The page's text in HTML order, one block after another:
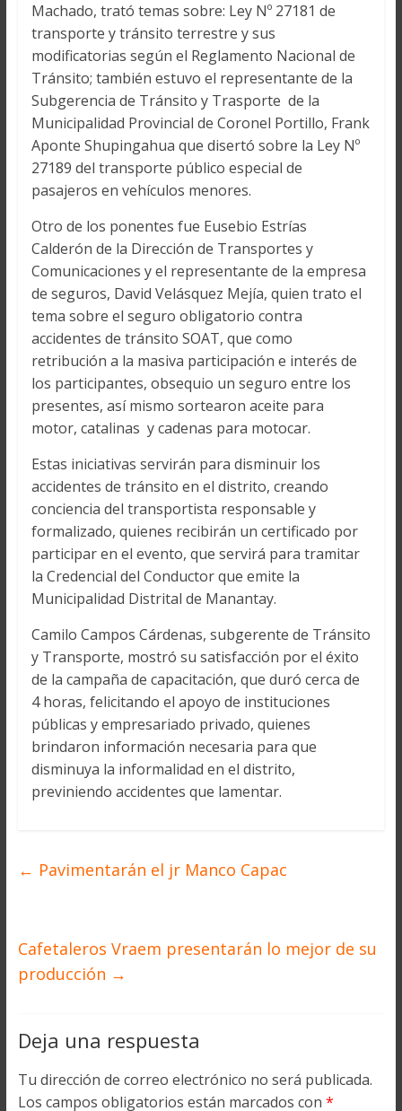
Machado, trató temas sobre: Ley Nº 27181 de
transporte y tránsito terrestre y sus
modificatorias según el Reglamento Nacional de
Tránsito; también estuvo el representante de la
Subgerencia de Tránsito y Trasporte de la
Municipalidad Provincial de Coronel Portillo, Frank
Aponte Shupingahua que disertó sobre la Ley Nº
27189 del transporte público especial de
pasajeros en vehículos menores.
Otro de los ponentes fue Eusebio Estrías
Calderón de la Dirección de Transportes y
Comunicaciones y el representante de la empresa
de seguros, David Velásquez Mejía, quien trato el
tema sobre el seguro obligatorio contra
accidentes de tránsito SOAT, que como
retribución a la masiva participación e interés de
los participantes, obsequio un seguro entre los
presentes, así mismo sortearon aceite para
motor, catalinas y cadenas para motocar.
Estas iniciativas servirán para disminuir los
accidentes de tránsito en el distrito, creando
conciencia del transportista responsable y
formalizado, quienes recibirán un certificado por
participar en el evento, que servirá para tramitar
la Credencial del Conductor que emite la
Municipalidad Distrital de Manantay.
Camilo Campos Cárdenas, subgerente de Tránsito
y Transporte, mostró su satisfacción por el éxito
de la campaña de capacitación, que duró cerca de
4 horas, felicitando el apoyo de instituciones
públicas y empresariado privado, quienes
brindaron información necesaria para que
disminuya la informalidad en el distrito,
previniendo accidentes que lamentar.
← Pavimentarán el jr Manco Capac
Cafetaleros Vraem presentarán lo mejor de su
producción →
Deja una respuesta
Tu dirección de correo electrónico no será publicada.
Los campos obligatorios están marcados con *